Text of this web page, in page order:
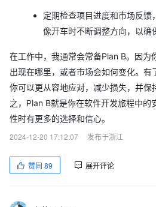
定期检查项目进度和市场反
像开车时不断调整方向，以确
在工作中，我通常会常备Plan B。因为
出现在哪里，或者市场会如何变化。有
你可以更从容地应对，减少损失，并保
之，Plan B就是你在软件开发旅程中的
性时有更多的选择和信心。
2024-12-20 17:12:07
发布于浙江
赞同 89 展开评论